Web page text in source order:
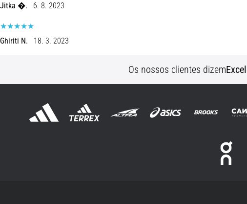
Jitka �. 6. 8. 2023
Ghiriti N. 18. 3. 2023
Os nossos clientes dizem